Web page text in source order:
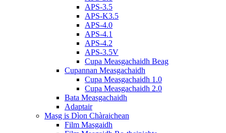
APS-3.5
APS-K3.5
APS-4.0
APS-4.1
APS-4.2
APS-3.5V
Cupa Measgachaidh Beag
Cupannan Measgachaidh
Cupa Measgachaidh 1.0
Cupa Measgachaidh 2.0
Bata Measgachaidh
Adaptair
Masg is Dìon Chàraichean
Film Masgaidh